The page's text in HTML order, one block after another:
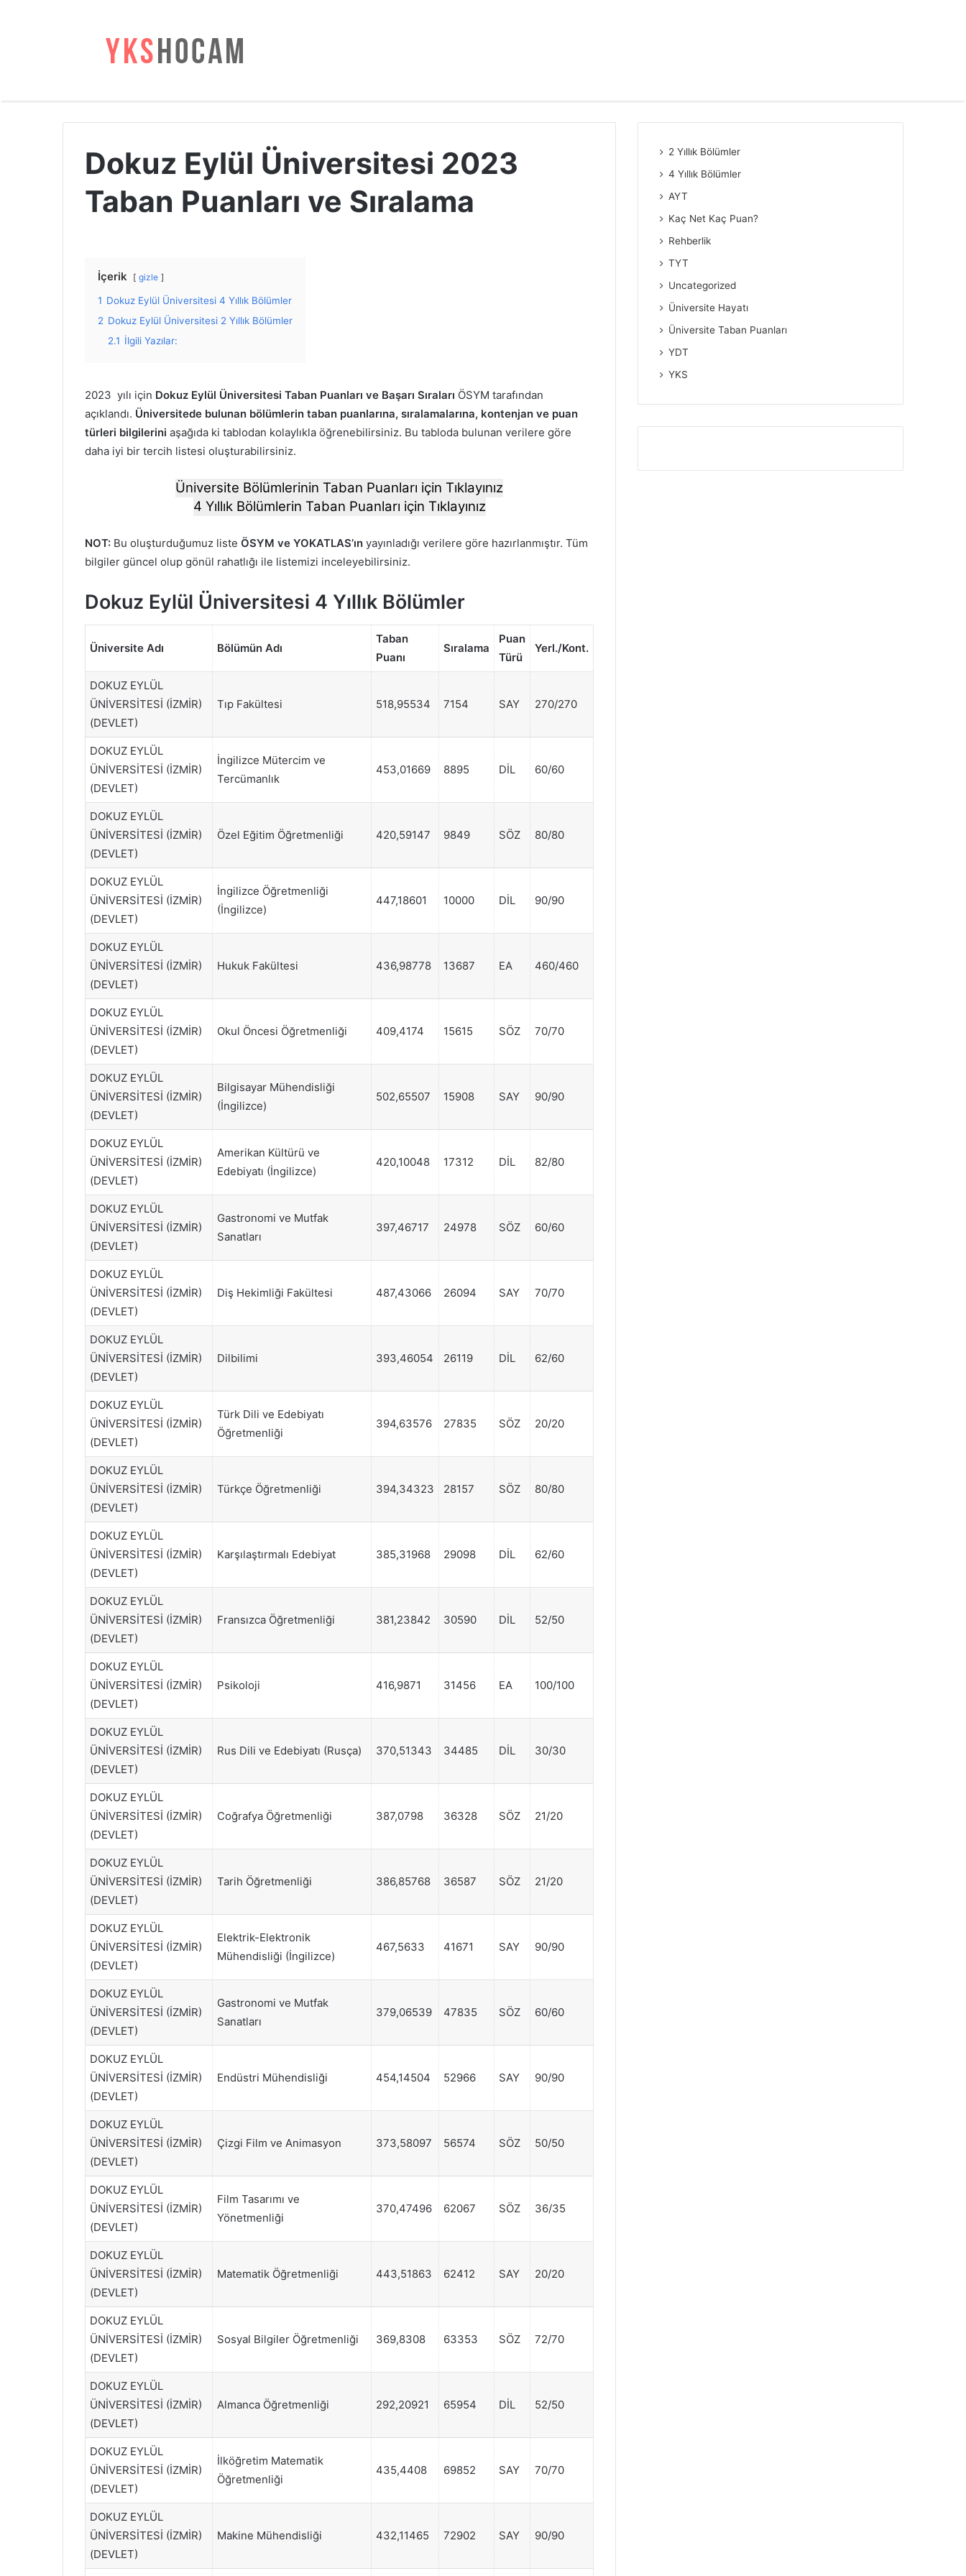
Dokuz Eylül Üniversitesi 2023
Taban Puanları ve Sıralama
İçerik gizle
1 Dokuz Eylül Üniversitesi 4 Yıllık Bölümler
2 Dokuz Eylül Üniversitesi 2 Yıllık Bölümler
2.1 İlgili Yazılar:
2023 yılı için Dokuz Eylül Üniversitesi Taban Puanları ve Başarı Sıraları ÖSYM tarafından
açıklandı. Üniversitede bulunan bölümlerin taban puanlarına, sıralamalarına, kontenjan ve puan
türleri bilgilerini aşağıda ki tablodan kolaylıkla öğrenebilirsiniz. Bu tabloda bulunan verilere göre
daha iyi bir tercih listesi oluşturabilirsiniz.
Üniversite Bölümlerinin Taban Puanları için Tıklayınız
4 Yıllık Bölümlerin Taban Puanları için Tıklayınız
NOT: Bu oluşturduğumuz liste ÖSYM ve YOKATLAS’ın yayınladığı verilere göre hazırlanmıştır. Tüm
bilgiler güncel olup gönül rahatlığı ile listemizi inceleyebilirsiniz.
Dokuz Eylül Üniversitesi 4 Yıllık Bölümler
Üniversite Adı Bölümün Adı
Taban
Puanı
Sıralama
Puan
Türü
Yerl./Kont.
DOKUZ EYLÜL
ÜNİVERSİTESİ (İZMİR)
(DEVLET)
Tıp Fakültesi 518,95534 7154 SAY 270/270
DOKUZ EYLÜL
ÜNİVERSİTESİ (İZMİR)
(DEVLET)
İngilizce Mütercim ve
Tercümanlık
453,01669 8895 DİL 60/60
DOKUZ EYLÜL
ÜNİVERSİTESİ (İZMİR)
(DEVLET)
Özel Eğitim Öğretmenliği 420,59147 9849 SÖZ 80/80
DOKUZ EYLÜL
ÜNİVERSİTESİ (İZMİR)
(DEVLET)
İngilizce Öğretmenliği
(İngilizce)
447,18601 10000 DİL 90/90
DOKUZ EYLÜL
ÜNİVERSİTESİ (İZMİR)
(DEVLET)
Hukuk Fakültesi 436,98778 13687 EA 460/460
DOKUZ EYLÜL
ÜNİVERSİTESİ (İZMİR)
(DEVLET)
Okul Öncesi Öğretmenliği 409,4174 15615 SÖZ 70/70
DOKUZ EYLÜL
ÜNİVERSİTESİ (İZMİR)
(DEVLET)
Bilgisayar Mühendisliği
(İngilizce)
502,65507 15908 SAY 90/90
DOKUZ EYLÜL
ÜNİVERSİTESİ (İZMİR)
(DEVLET)
Amerikan Kültürü ve
Edebiyatı (İngilizce)
420,10048 17312 DİL 82/80
DOKUZ EYLÜL
ÜNİVERSİTESİ (İZMİR)
(DEVLET)
Gastronomi ve Mutfak
Sanatları
397,46717 24978 SÖZ 60/60
DOKUZ EYLÜL
ÜNİVERSİTESİ (İZMİR)
(DEVLET)
Diş Hekimliği Fakültesi 487,43066 26094 SAY 70/70
DOKUZ EYLÜL
ÜNİVERSİTESİ (İZMİR)
(DEVLET)
Dilbilimi 393,46054 26119 DİL 62/60
DOKUZ EYLÜL
ÜNİVERSİTESİ (İZMİR)
(DEVLET)
Türk Dili ve Edebiyatı
Öğretmenliği
394,63576 27835 SÖZ 20/20
DOKUZ EYLÜL
ÜNİVERSİTESİ (İZMİR)
(DEVLET)
Türkçe Öğretmenliği 394,34323 28157 SÖZ 80/80
DOKUZ EYLÜL
ÜNİVERSİTESİ (İZMİR)
(DEVLET)
Karşılaştırmalı Edebiyat 385,31968 29098 DİL 62/60
DOKUZ EYLÜL
ÜNİVERSİTESİ (İZMİR)
(DEVLET)
Fransızca Öğretmenliği 381,23842 30590 DİL 52/50
DOKUZ EYLÜL
ÜNİVERSİTESİ (İZMİR)
(DEVLET)
Psikoloji 416,9871 31456 EA 100/100
DOKUZ EYLÜL
ÜNİVERSİTESİ (İZMİR)
(DEVLET)
Rus Dili ve Edebiyatı (Rusça) 370,51343 34485 DİL 30/30
DOKUZ EYLÜL
ÜNİVERSİTESİ (İZMİR)
(DEVLET)
Coğrafya Öğretmenliği 387,0798 36328 SÖZ 21/20
DOKUZ EYLÜL
ÜNİVERSİTESİ (İZMİR)
(DEVLET)
Tarih Öğretmenliği 386,85768 36587 SÖZ 21/20
DOKUZ EYLÜL
ÜNİVERSİTESİ (İZMİR)
(DEVLET)
Elektrik-Elektronik
Mühendisliği (İngilizce)
467,5633 41671 SAY 90/90
DOKUZ EYLÜL
ÜNİVERSİTESİ (İZMİR)
(DEVLET)
Gastronomi ve Mutfak
Sanatları
379,06539 47835 SÖZ 60/60
DOKUZ EYLÜL
ÜNİVERSİTESİ (İZMİR)
(DEVLET)
Endüstri Mühendisliği 454,14504 52966 SAY 90/90
DOKUZ EYLÜL
ÜNİVERSİTESİ (İZMİR)
(DEVLET)
Çizgi Film ve Animasyon 373,58097 56574 SÖZ 50/50
DOKUZ EYLÜL
ÜNİVERSİTESİ (İZMİR)
(DEVLET)
Film Tasarımı ve
Yönetmenliği
370,47496 62067 SÖZ 36/35
DOKUZ EYLÜL
ÜNİVERSİTESİ (İZMİR)
(DEVLET)
Matematik Öğretmenliği 443,51863 62412 SAY 20/20
DOKUZ EYLÜL
ÜNİVERSİTESİ (İZMİR)
(DEVLET)
Sosyal Bilgiler Öğretmenliği 369,8308 63353 SÖZ 72/70
DOKUZ EYLÜL
ÜNİVERSİTESİ (İZMİR)
(DEVLET)
Almanca Öğretmenliği 292,20921 65954 DİL 52/50
DOKUZ EYLÜL
ÜNİVERSİTESİ (İZMİR)
(DEVLET)
İlköğretim Matematik
Öğretmenliği
435,4408 69852 SAY 70/70
DOKUZ EYLÜL
ÜNİVERSİTESİ (İZMİR)
(DEVLET)
Makine Mühendisliği 432,11465 72902 SAY 90/90
2 Yıllık Bölümler
4 Yıllık Bölümler
AYT
Kaç Net Kaç Puan?
Rehberlik
TYT
Uncategorized
Üniversite Hayatı
Üniversite Taban Puanları
YDT
YKS